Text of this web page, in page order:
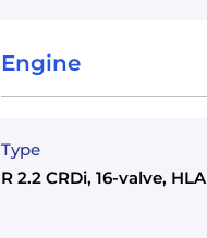
Engine
Type
R 2.2 CRDi, 16-valve, HLA